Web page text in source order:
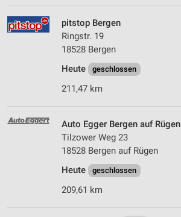
pitstop Bergen
Ringstr. 19
18528 Bergen
Heute
geschlossen
211,47 km
Auto Egger Bergen auf Rügen
Tilzower Weg 23
18528 Bergen auf Rügen
Heute
geschlossen
209,61 km